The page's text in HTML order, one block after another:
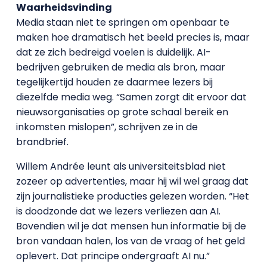
Waarheidsvinding
Media staan niet te springen om openbaar te
maken hoe dramatisch het beeld precies is, maar
dat ze zich bedreigd voelen is duidelijk. AI-
bedrijven gebruiken de media als bron, maar
tegelijkertijd houden ze daarmee lezers bij
diezelfde media weg. “Samen zorgt dit ervoor dat
nieuwsorganisaties op grote schaal bereik en
inkomsten mislopen”, schrijven ze in de
brandbrief.
Willem Andrée leunt als universiteitsblad niet
zozeer op advertenties, maar hij wil wel graag dat
zijn journalistieke producties gelezen worden. “Het
is doodzonde dat we lezers verliezen aan AI.
Bovendien wil je dat mensen hun informatie bij de
bron vandaan halen, los van de vraag of het geld
oplevert. Dat principe ondergraaft AI nu.”